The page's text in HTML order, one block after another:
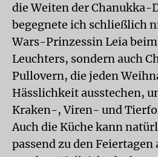
die Weiten der Chanukka-
begegnete ich schließlich
Wars-Prinzessin Leia
Leuchters, sondern auch
Pullovern, die jeden
Hässlichkeit ausstechen,
Kraken-, Viren- und
Auch die Küche kann
passend zu den Feiertagen